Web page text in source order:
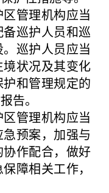
管理机构应当
巡护人员和巡
巡护人员应当
状况及其变化
和管理规定的
告。
管理机构应当
预案，加强与
作配合，做好
障相关工作，